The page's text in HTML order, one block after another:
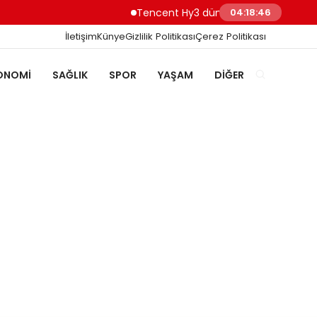
Tencent Hy3 dünya genelinde
04:18:46
İletişimKünyeGizlilik PolitikasıÇerez Politikası
SAĞLIK SPOR YAŞAM DIĞER